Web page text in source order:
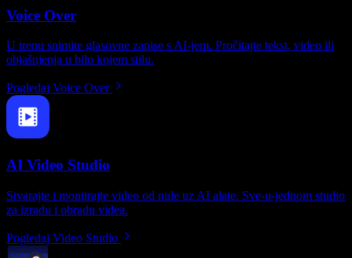
Voice Over
U trenu snimite glasovne zapise s AI-jem. Pročitajte tekst, video ili
objašnjenja u bilo kojem stilu.
Pogledaj Voice Over
AI Video Studio
Stvarajte i montirajte video od nule uz AI alate. Sve-u-jednom studio
za izradu i obradu videa.
Pogledaj Video Studio